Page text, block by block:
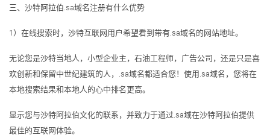
三、沙特阿拉伯.sa域名注册有什么优势
1）在线搜索时，沙特互联网用户希望看到带有.sa域名的网站地址。
无论您是沙特当地人，小型企业主，石油工程师，广告公司，还是只是喜
欢创新和保留中世纪建筑的人，.sa域名都适合您！使用.sa域名，您将在
本地搜索结果和本地人的心中排名更高。
显示您与沙特阿拉伯文化的联系，并致力于通过.sa域在沙特阿拉伯提供
最佳的互联网体验。